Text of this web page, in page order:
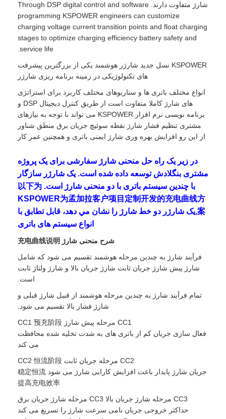
شارژ متفاوت دارند. Through DSP digital control and software
programming KSPOWER engineers can customize
charging voltage current transition points and float charging
stages to optimize charging efficiency battery safety and
service life.
KSPOWER نسل جدید شارژر هوشمند یکی از بزرگترین پیشرفت
های تکنولوژیکی در زمینه برنامه ریزی شارژر
انواع مختلف باتری ها و سناریوهای مختلف کاربرد برای استراتژی
های شارژ کاملا متفاوت است از طریق کنترل دیجیتال DSP و
برنامه نویسی نرم افزار KSPOWER می تواند با توجه به نیازهای
مشتری تنظیم فشار شارژ نقطه سوئیچ جریان برق منطق شناور
از این رو افزایش بهره وری شارژ ایمنی باتری و همچنین عمر کار
در زیر یک راه حل منحنی شارژ سفارشی برای یک پروژه
مشتری بنگلادش توسعه داده شده است. یک شارژر سازگار
با چندین سیستم باتری با دو منحنی شارژ است. 以下为
KSPOWER为孟加拉客户项目定制开发的充电曲线方
案,يک شارژر دو خط شارژ را نشان مي دهد، قابل تطابق با
انواع سیستم های باتری
شرح منحنی شارژ 充电曲线说明
فرآیند شارژ به چندین مرحله هوشمند تقسیم می شود که شامل
شارژ پیش شارژ جریان ثابت شارژ جریان بالا و شارژ ولتاژ ثابت
است.
تمام فرآیند شارژ به چندین مرحله هوشمند از قبیل شارژ قبلی و
شارژ فشار بالا تقسیم می شود.
CC1 مرحله پیش شارژ CC1 预充阶段
فعال سازی جریان کم از باتری های به شدت تخلیه شده محافظت
می کند
CC2 مرحله جریان ثابت CC2 恒流阶段
جریان شارژ پایدار باعث افزایش کارایی شارژ می شود 稳定恒流
提高充电效率
CC3 مرحله شارژ جریان بالا CC3 مرحله شارژ جریان برق
حداکثر خروجی جریان نامی سرعت شارژ را تسریع می کند